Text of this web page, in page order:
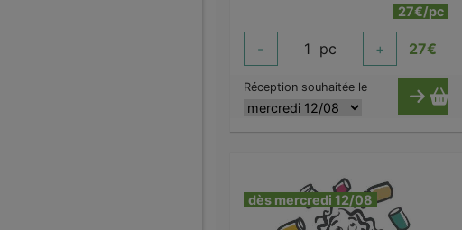
27€/pc
- 1 pc + 27€
Réception souhaitée le
dès mercredi 12/08